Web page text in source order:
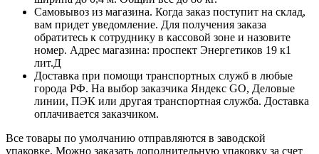
Самовывоз из магазина. Когда заказ поступит на склад,
вам придет уведомление. Для получения заказа
обратитесь к сотруднику в кассовой зоне и назовите
номер. Адрес магазина: проспект Энергетиков 19 к1
лит.Д
Доставка при помощи транспортных служб в любые
города РФ. На выбор заказчика Яндекс GO, Деловые
линии, ПЭК или другая транспортная служба. Доставка
оплачивается заказчиком.
Все товары по умолчанию отправляются в заводской
упаковке. Можно заказать дополнительную упаковку за счет